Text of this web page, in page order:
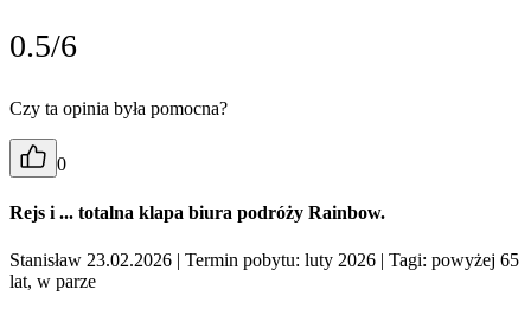
0.5/6
Czy ta opinia była pomocna?
0
Rejs i ... totalna klapa biura podróży Rainbow.
Stanisław 23.02.2026 | Termin pobytu: luty 2026 | Tagi: powyżej 65
lat, w parze